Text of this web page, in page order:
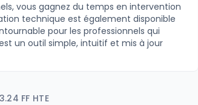
vous gagnez du temps en intervention
technique est également disponible
pour les professionnels qui
un outil simple, intuitif et mis à jour
FF HTE